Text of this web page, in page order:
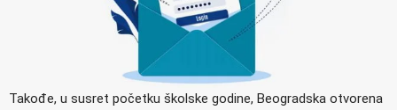
Takođe, u susret početku školske godine, Beogradska otvorena